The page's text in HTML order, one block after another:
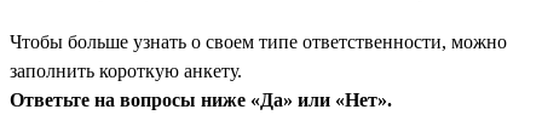
Чтобы больше узнать о своем типе ответственности, можно
заполнить короткую анкету.
Ответьте на вопросы ниже «Да» или «Нет».